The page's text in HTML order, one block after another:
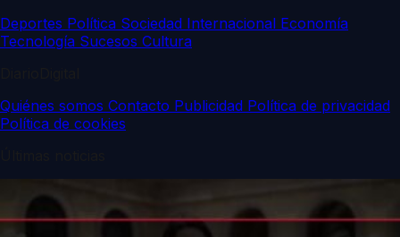
Deportes Política Sociedad Internacional Economía
Tecnología Sucesos Cultura
Quiénes somos Contacto Publicidad Política de privacidad
Política de cookies